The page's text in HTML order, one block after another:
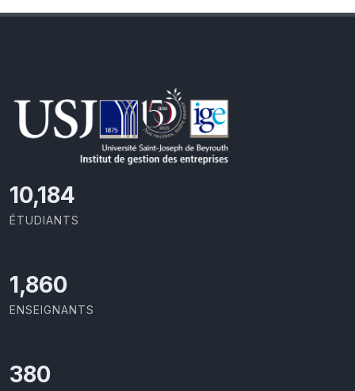
11,727
ÉTUDIANTS
2,142
ENSEIGNANTS
437